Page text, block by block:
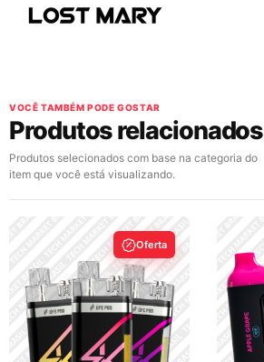
VOCÊ TAMBÉM PODE GOSTAR
Produtos relacionados
Produtos selecionados com base na categoria do
item que você está visualizando.
Oferta